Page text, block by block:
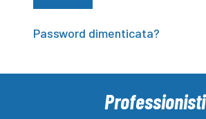
Password dimenticata?
Professionisti